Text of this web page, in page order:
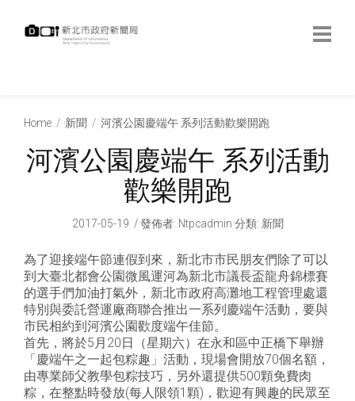
Home 新聞 河濱公園慶端午 系列活動歡樂開跑
河濱公園慶端午 系列活動
歡樂開跑
2017-05-19 發佈者: Ntpcadmin 分類: 新聞
為了迎接端午節連假到來，新北市市民朋友們除了可以
到大臺北都會公園微風運河為新北市議長盃龍舟錦標賽
的選手們加油打氣外，新北市政府高灘地工程管理處還
特別與委託營運廠商聯合推出一系列慶端午活動，要與
市民相約到河濱公園歡度端午佳節。
首先，將於5月20日（星期六）在永和區中正橋下舉辦
「慶端午之一起包粽趣」活動，現場會開放70個名額，
由專業師父教學包粽技巧，另外還提供500顆免費肉
粽，在整點時發放(每人限領1顆)，歡迎有興趣的民眾至